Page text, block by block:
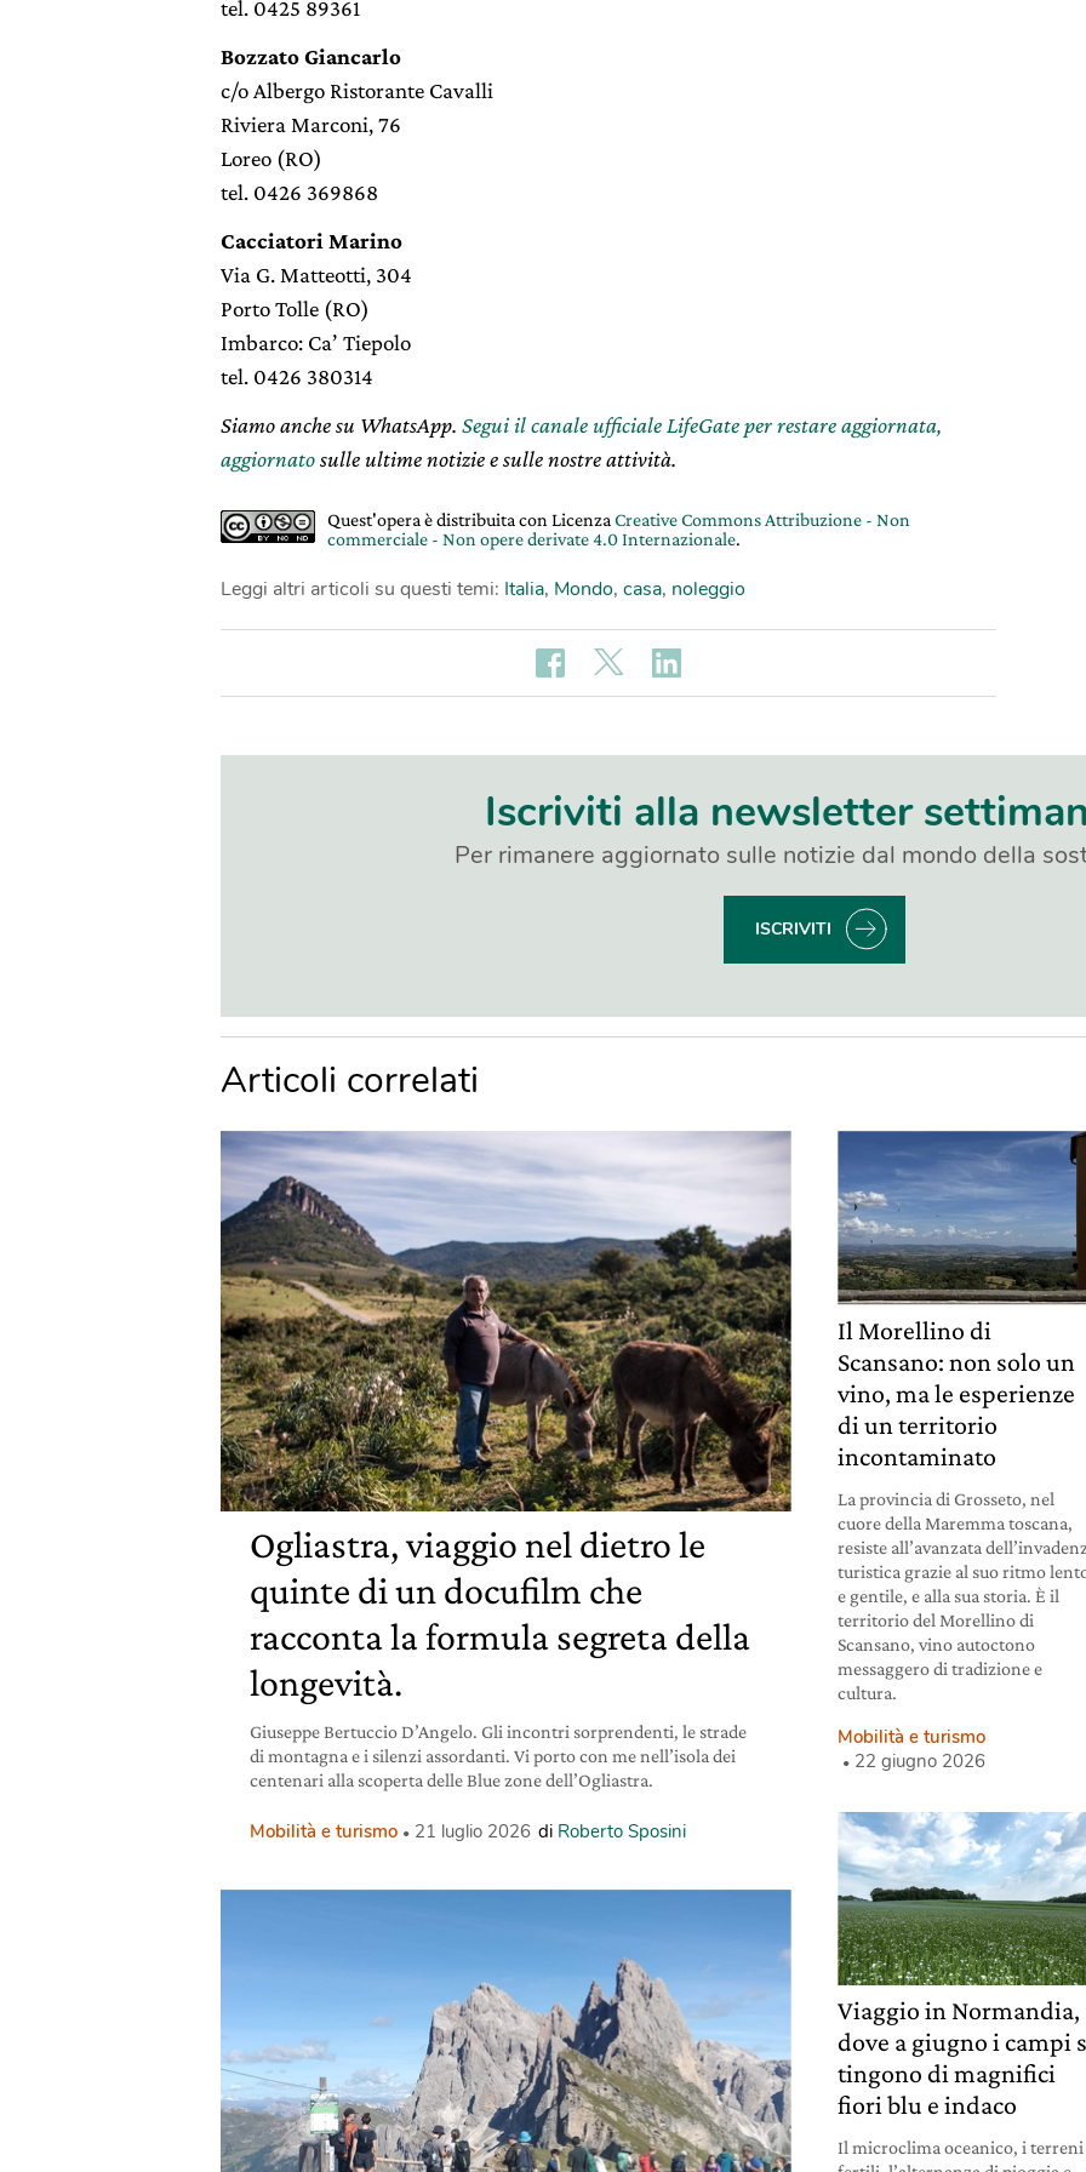
tel. 0425 89361
Bozzato Giancarlo
c/o Albergo Ristorante Cavalli
Riviera Marconi, 76
Loreo (RO)
tel. 0426 369868
Cacciatori Marino
Via G. Matteotti, 304
Porto Tolle (RO)
Imbarco: Ca’ Tiepolo
tel. 0426 380314
Siamo anche su WhatsApp. Segui il canale ufficiale LifeGate per restare aggiornata,
aggiornatosulle ultime notizie e sulle nostre attività.
Quest'opera è distribuita con Licenza Creative Commons Attribuzione - Non
commerciale - Non opere derivate 4.0 Internazionale.
Leggi altri articoli su questi temi: Italia, Mondo, casa, noleggio
Iscriviti alla newsletter
Per rimanere aggiornato sulle notizie dal mondo della
ISCRIVITI
Articoli correlati
Ogliastra, viaggio nel dietro le
quinte di un docufilm che
racconta la formula segreta della
longevità.
Giuseppe Bertuccio D’Angelo. Gli incontri sorprendenti, le strade
di montagna e i silenzi assordanti. Vi porto con me nell’isola dei
centenari alla scoperta delle Blue zone dell’Ogliastra.
Mobilità e turismo 21 luglio 2026 di Roberto Sposini
Il Morellino di
Scansano: non solo un
vino, ma le esperienze
di un territorio
incontaminato
La provincia di Grosseto, nel
cuore della Maremma toscana,
resiste all’avanzata
turistica grazie al suo ritmo
e gentile, e alla sua storia. È il
territorio del Morellino di
Scansano, vino autoctono
messaggero di tradizione e
cultura.
Mobilità e turismo
22 giugno 2026
Viaggio in Normandia,
dove a giugno i campi
tingono di magnifici
fiori blu e indaco
Il microclima oceanico, i terreni